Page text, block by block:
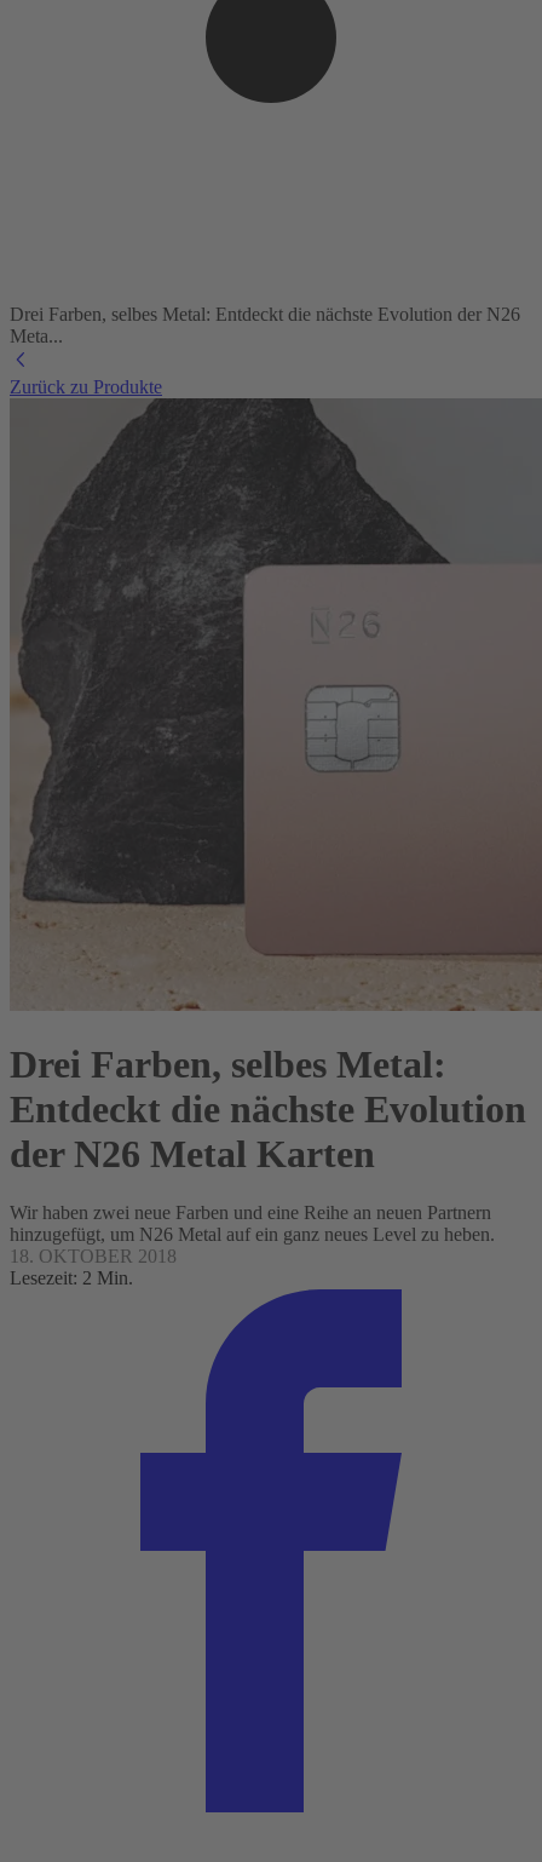
Drei Farben, selbes Metal: Entdeckt die nächste Evolution der N26
Meta...
Zurück zu Produkte
Drei Farben, selbes Metal:
Entdeckt die nächste Evolution
der N26 Metal Karten
Wir haben zwei neue Farben und eine Reihe an neuen Partnern
hinzugefügt, um N26 Metal auf ein ganz neues Level zu heben.
18. OKTOBER 2018
Lesezeit: 2 Min.